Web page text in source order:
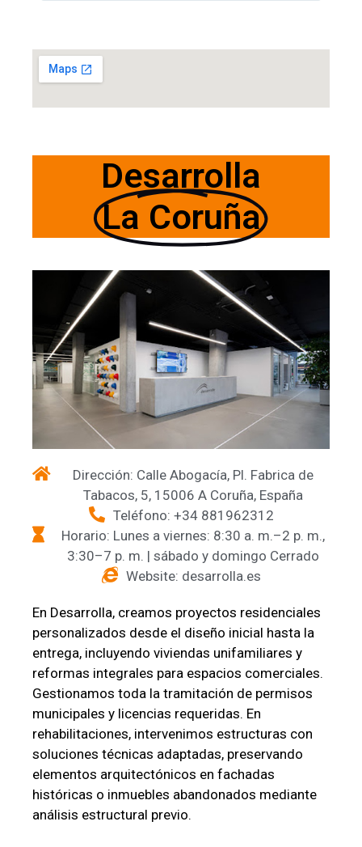
Desarrolla
La Coruña
Dirección: Calle Abogacía, Pl. Fabrica de
Tabacos, 5, 15006 A Coruña, España
Teléfono: +34 881962312
Horario: Lunes a viernes: 8:30 a. m.–2 p. m.,
3:30–7 p. m. | sábado y domingo Cerrado
Website: desarrolla.es
En Desarrolla, creamos proyectos residenciales
personalizados desde el diseño inicial hasta la
entrega, incluyendo viviendas unifamiliares y
reformas integrales para espacios comerciales.
Gestionamos toda la tramitación de permisos
municipales y licencias requeridas. En
rehabilitaciones, intervenimos estructuras con
soluciones técnicas adaptadas, preservando
elementos arquitectónicos en fachadas
históricas o inmuebles abandonados mediante
análisis estructural previo.